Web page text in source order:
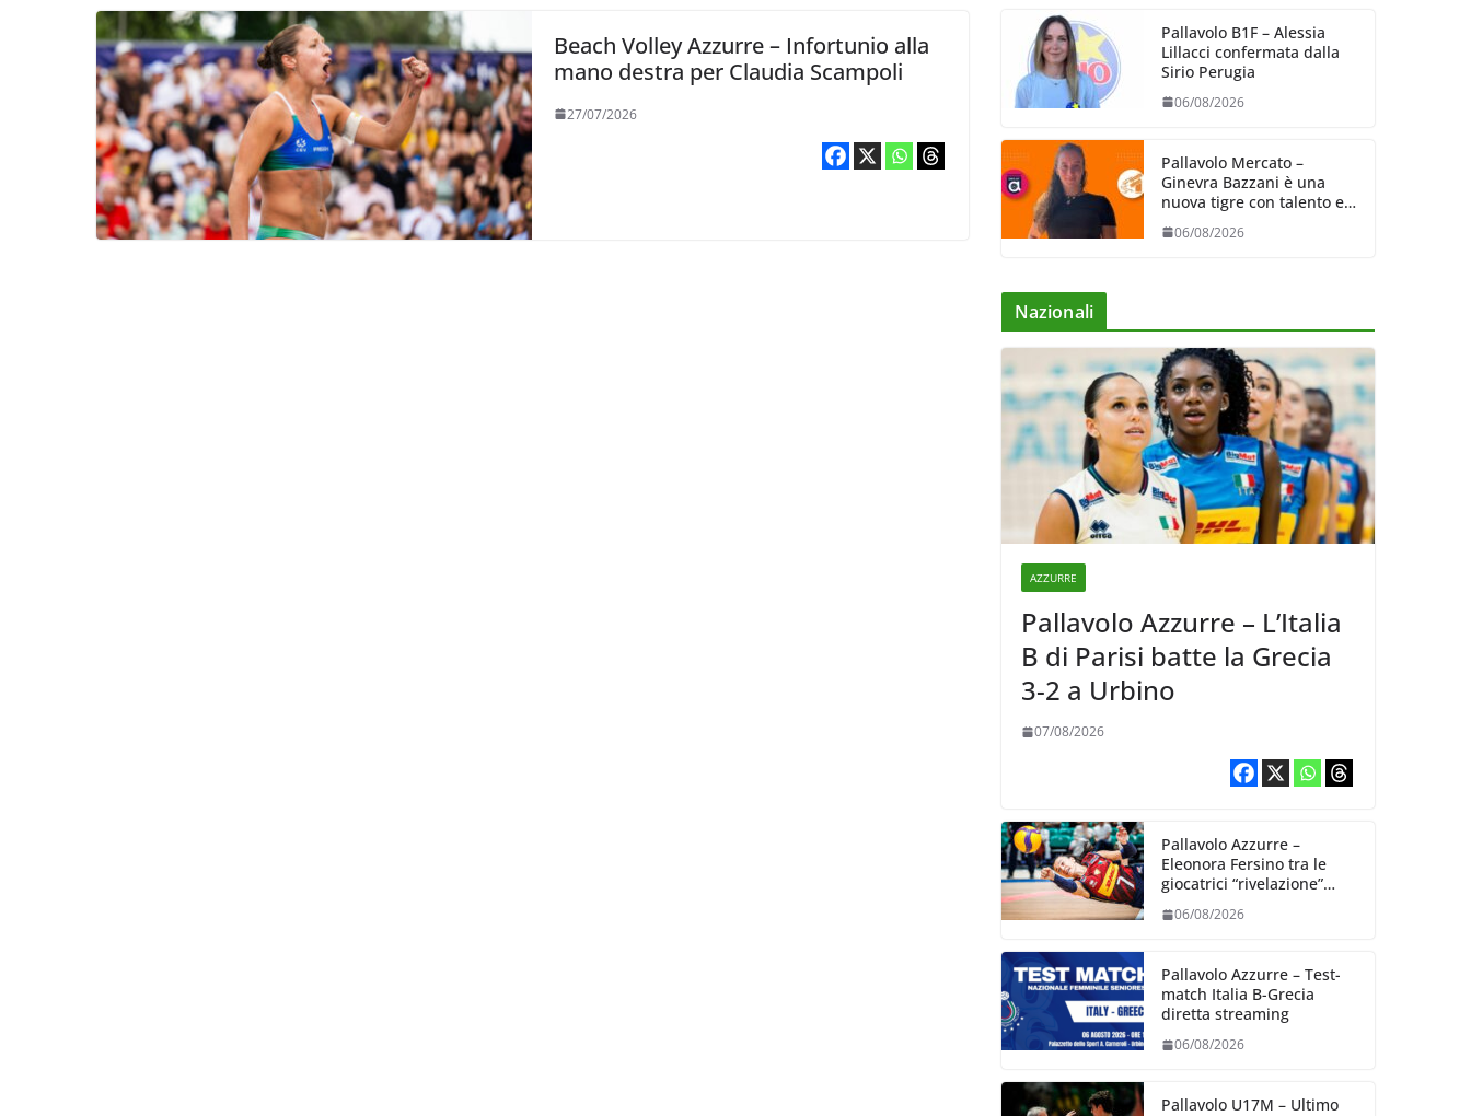
Beach Volley Azzurre – Infortunio alla
mano destra per Claudia Scampoli
27/07/2026
Pallavolo B1F – Alessia
Lillacci confermata dalla
Sirio Perugia
06/08/2026
Pallavolo Mercato –
Ginevra Bazzani è una
nuova tigre con talento ed
entusiasmo
06/08/2026
Nazionali
AZZURRE
Pallavolo Azzurre – L’Italia
B di Parisi batte la Grecia
3-2 a Urbino
07/08/2026
Pallavolo Azzurre –
Eleonora Fersino tra le
giocatrici “rivelazione”
Volleyball World
06/08/2026
Pallavolo Azzurre – Test-
match Italia B-Grecia
diretta streaming
06/08/2026
Pallavolo U17M – Ultimo